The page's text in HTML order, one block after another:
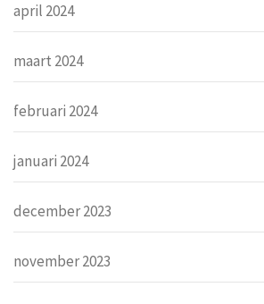
april 2024
maart 2024
februari 2024
januari 2024
december 2023
november 2023